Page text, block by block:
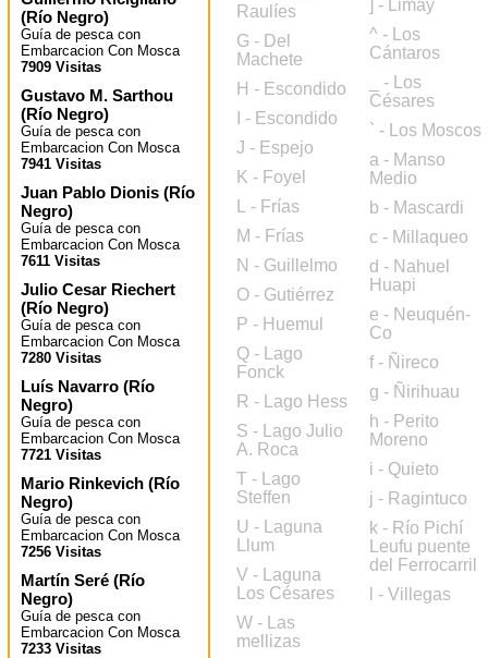
(Río Negro)
Guía de pesca con
Embarcacion Con Mosca
7909 Visitas
Gustavo M. Sarthou
(Río Negro)
Guía de pesca con
Embarcacion Con Mosca
7941 Visitas
Juan Pablo Dionis (Río
Negro)
Guía de pesca con
Embarcacion Con Mosca
7611 Visitas
Julio Cesar Riechert
(Río Negro)
Guía de pesca con
Embarcacion Con Mosca
7280 Visitas
Luís Navarro (Río
Negro)
Guía de pesca con
Embarcacion Con Mosca
7721 Visitas
Mario Rinkevich (Río
Negro)
Guía de pesca con
Embarcacion Con Mosca
7256 Visitas
Martín Seré (Río
Negro)
Guía de pesca con
Embarcacion Con Mosca
7233 Visitas
Raulíes
G - Del
Machete
H - Escondido
I - Escondido
J - Espejo
K - Foyel
L - Frías
M - Frías
N - Guillelmo
O - Gutiérrez
P - Huemul
Q - Lago
Fonck
R - Lago Hess
S - Lago Julio
A. Roca
T - Lago
Steffen
U - Laguna
Llum
V - Laguna
Los Césares
W - Las
mellizas
] - Limay
^ - Los
Cántaros
_ - Los
Césares
` - Los Moscos
a - Manso
Medio
b - Mascardi
c - Millaqueo
d - Nahuel
Huapi
e - Neuquén-
Co
f - Ñireco
g - Ñirihuau
h - Perito
Moreno
i - Quieto
j - Ragintuco
k - Río Pichí
Leufu puente
del Ferrocarril
l - Villegas